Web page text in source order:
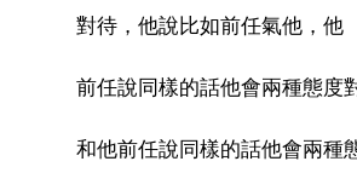
對待，他說比如前任氣他，他
前任說同樣的話他會兩種態度
和他前任說同樣的話他會兩種